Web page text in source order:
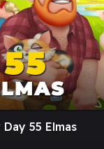
Day 55 Elmas